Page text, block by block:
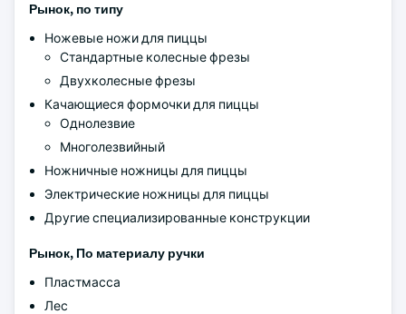
Рынок, по типу
Ножевые ножи для пиццы
Стандартные колесные фрезы
Двухколесные фрезы
Качающиеся формочки для пиццы
Однолезвие
Многолезвийный
Ножничные ножницы для пиццы
Электрические ножницы для пиццы
Другие специализированные конструкции
Рынок, По материалу ручки
Пластмасса
Лес